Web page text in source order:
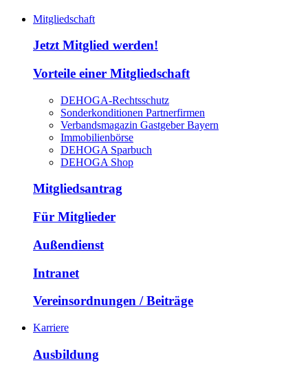
Mitgliedschaft
Jetzt Mitglied werden!
Vorteile einer Mitgliedschaft
DEHOGA-Rechtsschutz
Sonderkonditionen Partnerfirmen
Verbandsmagazin Gastgeber Bayern
Immobilienbörse
DEHOGA Sparbuch
DEHOGA Shop
Mitgliedsantrag
Für Mitglieder
Außendienst
Intranet
Vereinsordnungen / Beiträge
Karriere
Ausbildung